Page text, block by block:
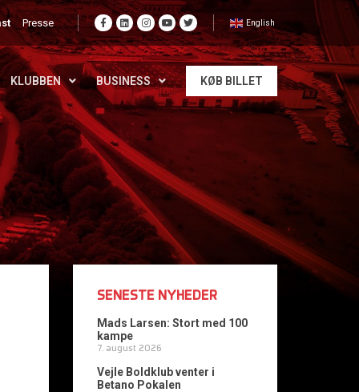
Presse English
KLUBBEN BUSINESS KØB BILLET
SENESTE NYHEDER
Mads Larsen: Stort med 100
kampe
7. august 2026
Vejle Boldklub venter i
Betano Pokalen